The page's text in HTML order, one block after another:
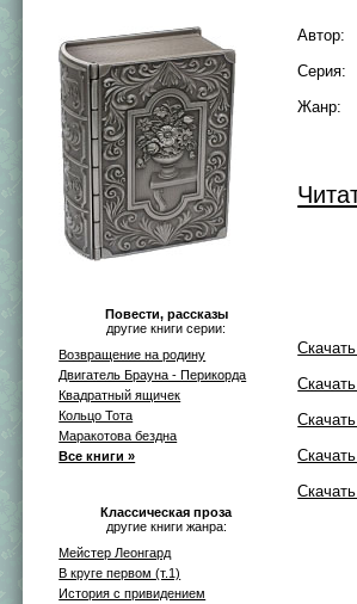
Повести, рассказы
другие книги серии:
Возвращение на родину
Двигатель Брауна - Перикорда
Квадратный ящичек
Кольцо Тота
Маракотова бездна
Все книги »
Классическая проза
другие книги жанра:
Мейстер Леонгард
В круге первом (т.1)
История с привидением
Автор:
Серия:
Жанр: